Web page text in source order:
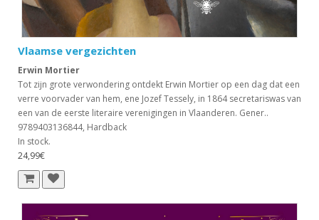
Vlaamse vergezichten
Erwin Mortier
Tot zijn grote verwondering ontdekt Erwin Mortier op een dag dat een
verre voorvader van hem, ene Jozef Tessely, in 1864 secretariswas van
een van de eerste literaire verenigingen in Vlaanderen. Gener..
9789403136844, Hardback
In stock.
24,99€